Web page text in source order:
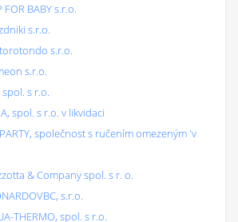
FOR BABY s.r.o.
s.r.o.
s.r.o.
s.r.o.
spol. s r.o.
spol. s r.o. v likvidaci
společnost s ručením omezeným 'v
& Company spol. s r. o.
s.r.o.
THERMO, spol. s r.o.